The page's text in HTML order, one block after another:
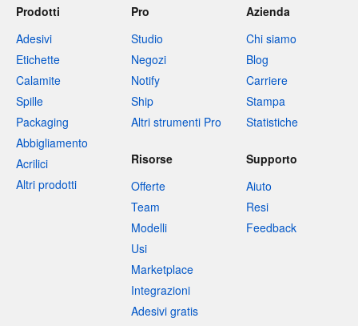
Prodotti
Adesivi
Etichette
Calamite
Spille
Packaging
Abbigliamento
Acrilici
Altri prodotti
Pro
Studio
Negozi
Notify
Ship
Altri strumenti Pro
Azienda
Chi siamo
Blog
Carriere
Stampa
Statistiche
Risorse
Offerte
Team
Modelli
Usi
Marketplace
Integrazioni
Adesivi gratis
Supporto
Aiuto
Resi
Feedback